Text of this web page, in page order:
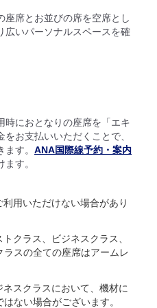
座席とお並びの席を空席とし
広いパーソナルスペースを確
時におとなりの座席を「エキ
お支払いいただくことで、
す。 ANA国際線予約・案内
す。
用いただけない場合があり
クラス、ビジネスクラス、
ラスの全ての座席はアームレ
スクラスにおいて、機材に
ない場合がございます。